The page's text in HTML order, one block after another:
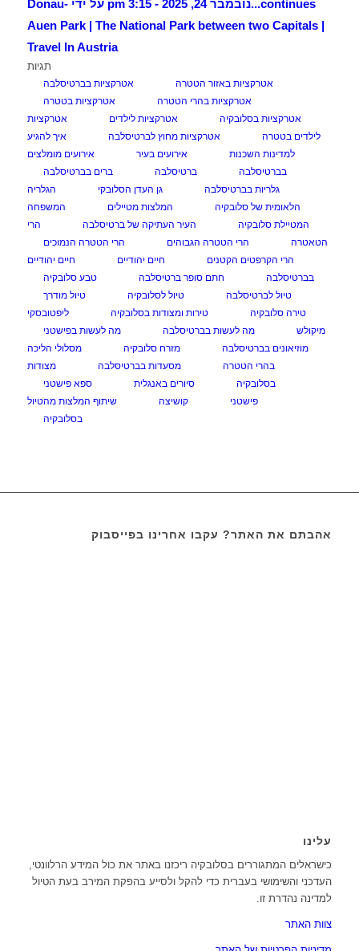
continues...
נובמבר 24, 2025 - 3:15 pm על ידי Donau-
Auen Park | The National Park between two Capitals |
Travel In Austria
תגיות
אטרקציות באזור הטטרה
אטרקציות בברטיסלבה
אטרקציות בהרי הטטרה
אטרקציות בטטרה
אטרקציות בסלובקיה
אטרקציות לילדים
אטרקציות
לילדים בטטרה
אטרקציות מחוץ לברטיסלבה
איך להגיע
למדינות השכנות
אירועים בעיר
אירועים מומלצים
בברטיסלבה
ברטיסלבה
ברים בברטיסלבה
גלריות בברטיסלבה
גן העדן הסלובקי
הגלריה
הלאומית של סלובקיה
המלצות מטיילים
המשפחה
המטיילת סלובקיה
העיר העתיקה של ברטיסלבה
הרי
הטאטרה
הרי הטטרה הגבוהים
הרי הטטרה הנמוכים
הרי הקרפטים הקטנים
חיים יהודיים
חיים יהודיים
בברטיסלבה
חתם סופר ברטיסלבה
טבע סלובקיה
טיול לברטיסלבה
טיול לסלובקיה
טיול מודרך
טירה סלובקיה
טירות ומצודות בסלובקיה
ליפטובסקי
מיקולש
מה לעשות בברטיסלבה
מה לעשות בפישטני
מוזיאונים בברטיסלבה
מזרח סלובקיה
מסלולי הליכה
בהרי הטטרה
מסעדות בברטיסלבה
מצודות
בסלובקיה
סיורים באנגלית
ספא פישטני
פישטני
קושיצה
שיתוף המלצות מהטיול
בסלובקיה
אהבתם את האתר? עקבו אחרינו בפייסבוק
עלינו
כישראלים המתגוררים בסלובקיה ריכזנו באתר את כול המידע הרלוונטי,
העדכני והשימושי בעברית כדי להקל ולסייע בהפקת המירב בעת הטיול
למדינה נהדרת זו.
צוות האתר